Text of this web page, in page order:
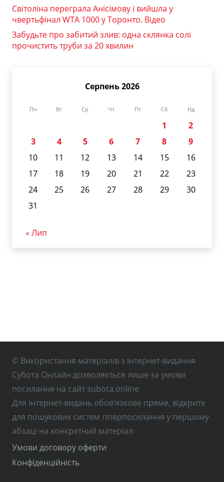
Світоліна переграла Анісімову і вийшла у
чвертьфінал WTA 1000 у Торонто. Відео
Забудьте про забитий злив: одна склянка солі
прочистить труби за 20 хвилин
Серпень 2026
Пн Вт Ср Чт Пт Сб Нд
1
2
3
4 5 6 7 8
9
10
11 12 13 14 15
16
17
18 19 20 21 22
23
24
25 26 27 28 29
30
31
« Лип
© Використання матеріалів з інтернет-видання
Субота Онлайн дозволяється лише за умови
посилання на сайт subota.online
Для інтернет-видань обов’язкове пряме, відкрите
для пошукових систем гіперпосилання у першому
абзаці на конкретний матеріал.
Умови договору оферти
Конфіденційність